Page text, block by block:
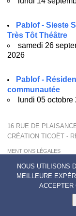
Pablof - Sieste
Très Tôt Théâtre
samedi 26
2026
Pablof -
communautée
lundi 05
16 RUE DE
CRÉATION TICOËT -
MENTIONS LÉGALES
CONTACTS
NOUS UTILISONS
MEILLEURE
ACCEPTER